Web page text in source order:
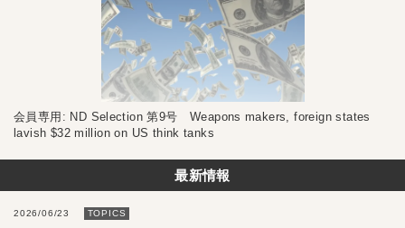
会員専用: ND Selection 第9号 Weapons makers, foreign states
lavish $32 million on US think tanks
最新情報
2026/06/23 TOPICS